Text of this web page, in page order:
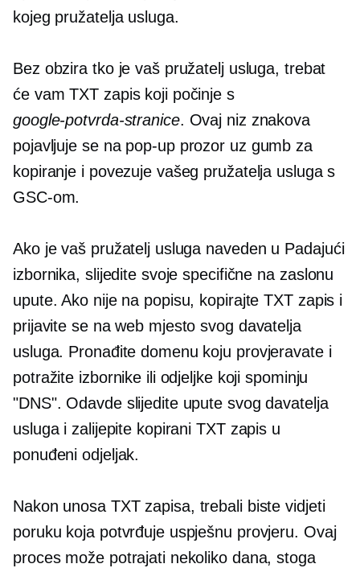
kojeg pružatelja usluga.
Bez obzira tko je vaš pružatelj usluga, trebat
će vam TXT zapis koji počinje s
google-potvrda-stranice. Ovaj niz znakova
pojavljuje se na pop-upprozor uz gumb za
kopiranje i povezuje vašeg pružatelja usluga s
GSC-om.
Ako je vaš pružatelj usluga naveden u Padajući
izbornika, slijedite svoje specifične na zaslonu
upute. Ako nije na popisu, kopirajte TXT zapis i
prijavite se na web mjesto svog davatelja
usluga. Pronađite domenu koju provjeravate i
potražite izbornike ili odjeljke koji spominju
"DNS". Odavde slijedite upute svog davatelja
usluga i zalijepite kopirani TXT zapis u
ponuđeni odjeljak.
Nakon unosa TXT zapisa, trebali biste vidjeti
poruku koja potvrđuje uspješnu provjeru. Ovaj
proces može potrajati nekoliko dana, stoga